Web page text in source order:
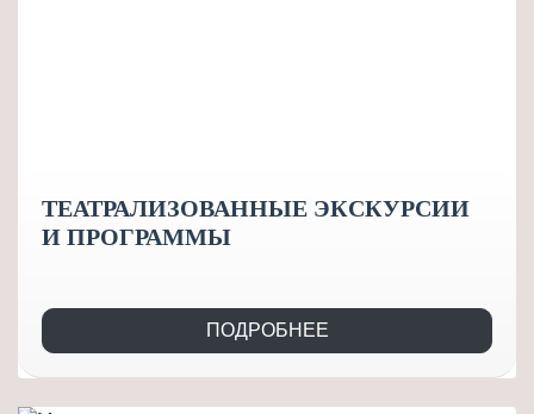
ТЕАТРАЛИЗОВАННЫЕ ЭКСКУРСИИ
И ПРОГРАММЫ
ПОДРОБНЕЕ